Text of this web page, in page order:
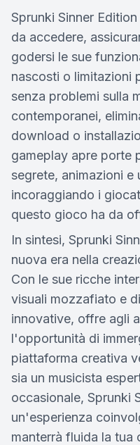
Sprunki Sinner
da accedere,
godersi le sue
nascosti o limitazioni
senza problemi sulla
contemporanei,
download o
gameplay apre porte
segrete, animazioni e
incoraggiando i
questo gioco ha da
In sintesi, Sprunki
nuova era nella
Con le sue ricche
visuali mozzafiato e
innovative, offre agli
l'opportunità di
piattaforma creativa
sia un musicista
occasionale, Sprunki
un'esperienza
manterrà fluida la tua